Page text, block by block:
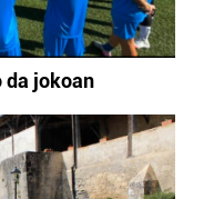
eta
teknologiaz
teknologia hori
diguzu.
da jokoan